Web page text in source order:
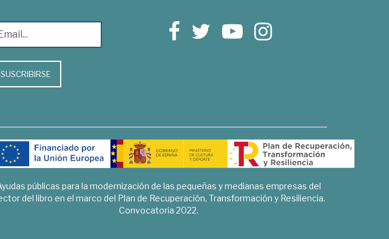
SUSCRIBIRSE
públicas para la modernización de las pequeñas y medianas empresas del
del libro en el marco del Plan de Recuperación, Transformación y Resiliencia.
Convocatoria 2022.